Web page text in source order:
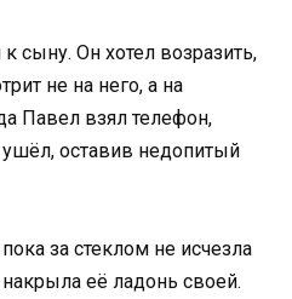
сыну. Он хотел возразить,
не на него, а на
Павел взял телефон,
оставив недопитый
за стеклом не исчезла
её ладонь своей.